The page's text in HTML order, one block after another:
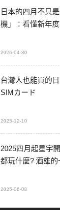
日本的四月不只
機」：看懂新年
2026-04-30
台灣人也能買的
SIMカード
2025-12-10
2025四月起星宇
都玩什麼? 酒雄
2025-06-08